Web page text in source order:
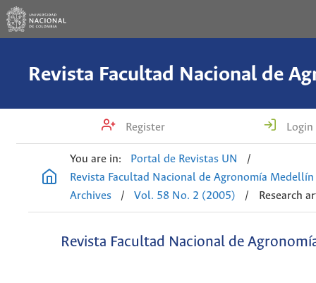
Register Login
You are in: Portal de Revistas UN
/
Revista Facultad Nacional de Agronomía Medellín
Archives
/ Vol. 58 No. 2 (2005) / Research
Revista Facultad Nacional de